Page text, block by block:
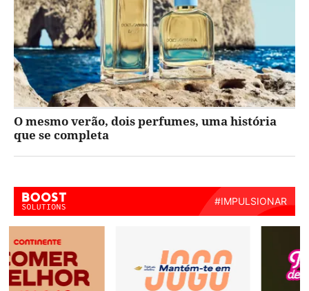
O mesmo verão, dois perfumes, uma história
que se completa